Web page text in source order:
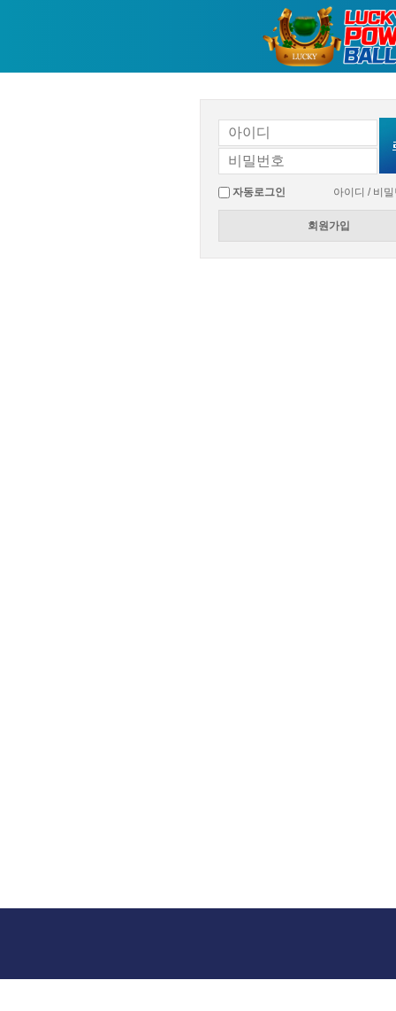
자동로그인 아이디 / 비
회원가입